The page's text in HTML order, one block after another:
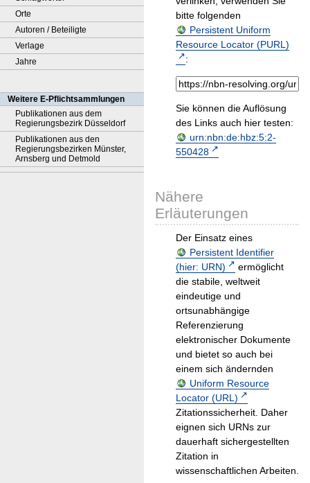
Orte
Autoren / Beteiligte
Verlage
Jahre
Weitere E-Pflichtsammlungen
Publikationen aus dem
Regierungsbezirk Düsseldorf
Publikationen aus den
Regierungsbezirken Münster,
Arnsberg und Detmold
bitte folgenden
Persistent Uniform
Resource Locator (PURL)
:
Sie können die Auflösung
des Links auch hier testen:
urn:nbn:de:hbz:5:2-
550428
Nähere
Erläuterungen
Der Einsatz eines
Persistent Identifier
(hier: URN)
ermöglicht
die stabile, weltweit
eindeutige und
ortsunabhängige
Referenzierung
elektronischer Dokumente
und bietet so auch bei
einem sich ändernden
Uniform Resource
Locator (URL)
Zitationssicherheit. Daher
eignen sich URNs zur
dauerhaft sichergestellten
Zitation in
wissenschaftlichen Arbeiten.